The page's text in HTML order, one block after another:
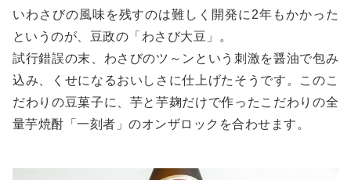
いわさびの風味を残すのは難しく開発に2年もかかった
というのが、豆政の「わさび大豆」。
試行錯誤の末、わさびのツ～ンという刺激を醤油で包み
込み、くせになるおいしさに仕上げたそうです。このこ
だわりの豆菓子に、芋と芋麹だけで作ったこだわりの全
量芋焼酎「一刻者」のオンザロックを合わせます。